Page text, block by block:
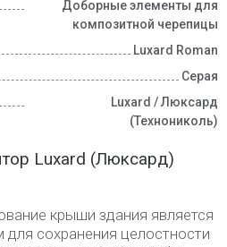
Доборные элементы для
композитной черепицы
Luxard Roman
Серая
Luxard / Люксард
(Технониколь)
Luxard (Люксард)
крыши здания является
сохранения целостности